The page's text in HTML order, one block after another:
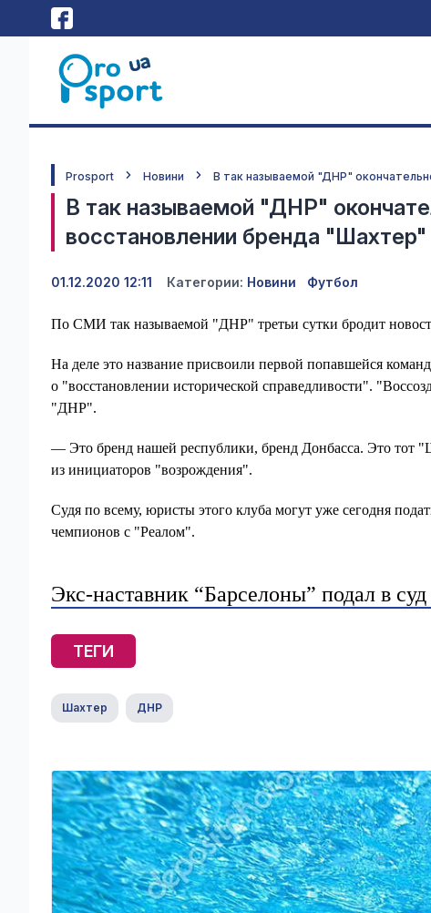
Prosport Новини В так называемой "ДНР"
В так называемой "ДНР"
восстановлении бренда "Шахтер"
01.12.2020 12:11 Категории: Новини Футбол
По СМИ так называемой "ДНР" третьи сутки бродит
На деле это название присвоили первой попавшейся
о "восстановлении исторической справедливости".
"ДНР".
— Это бренд нашей республики, бренд Донбасса. Это
из инициаторов "возрождения".
Судя по всему, юристы этого клуба могут уже сегодня
чемпионов с "Реалом".
Экс-наставник “Барселоны” подал в
ТЕГИ
Шахтер ДНР